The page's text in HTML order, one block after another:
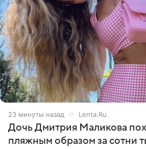
23 минуты назад Lenta.Ru
Дочь Дмитрия Маликова
пляжным образом за сотни